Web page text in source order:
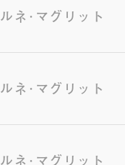
ルネ･マグリット
ルネ･マグリット
ルネ･マグリット